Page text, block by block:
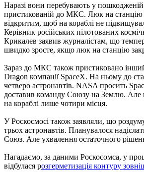
Наразі вони перебувають у
пристикованій до МКС. Люк на станцію
відкритим, щоб на кораблі не
Керівник російських пілотованих
Крикалев заявив журналістам, що
швидко зросте, якщо люк на станцію
Зараз до МКС також пристиковано
Dragon компанії SpaceX. На ньому до
четверо астронавтів. NASA просить
доставив команду Союзу на Землю. Але
на кораблі лише чотири місця.
У Роскосмосі також заявляли, що
трьох астронавтів. Планувалося
Союз. Але ухвалення остаточного
Нагадаємо, за даними Роскосомса, у
відбулася розгерметизація контуру